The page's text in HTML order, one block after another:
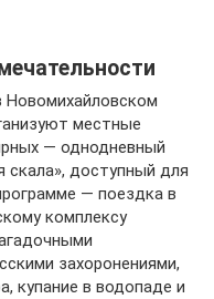
местные
— однодневный
скала», доступный для
— поездка в
комплексу
захоронениями,
купание в водопаде и